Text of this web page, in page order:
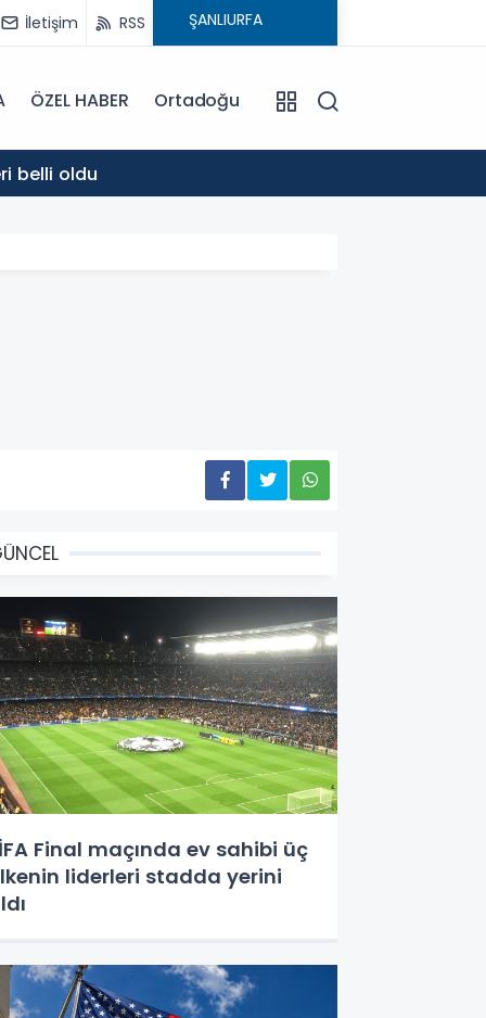
İletişim RSS
ÖZEL HABER Ortadoğu
belli oldu
Final maçında ev sahibi üç
liderleri stadda yerini